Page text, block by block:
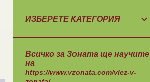
ИЗБЕРЕТЕ КАТЕГОРИЯ
Всичко за Зоната ще научите
на
https://www.vzonata.com/vlez-v-